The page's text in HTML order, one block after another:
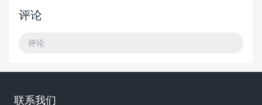
评论
评论
联系我们